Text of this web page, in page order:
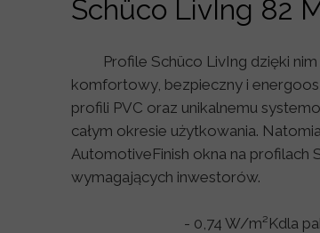
Schüco LivIng 82
Profile Schüco LivIng dzięki
komfortowy, bezpieczny i
profili PVC oraz unikalnemu
całym okresie użytkowania.
AutomotiveFinish okna na profilach
wymagających inwestorów.
- 0,74 W/m²Kdla